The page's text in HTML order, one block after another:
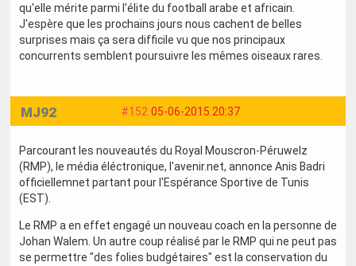
qu'elle mérite parmi l'élite du football arabe et africain.
J'espère que les prochains jours nous cachent de belles
surprises mais ça sera difficile vu que nos principaux
concurrents semblent poursuivre les mêmes oiseaux rares.
#152 05-06-2015 20:37
MJ92
Parcourant les nouveautés du Royal Mouscron-Péruwelz
(RMP), le média éléctronique, l'avenir.net, annonce Anis Badri
officiellemnet partant pour l'Espérance Sportive de Tunis
(EST).
Le RMP a en effet engagé un nouveau coach en la personne de
Johan Walem. Un autre coup réalisé par le RMP qui ne peut pas
se permettre "des folies budgétaires" est la conservation du